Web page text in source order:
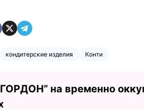
кондитерские изделия Конти
на временно